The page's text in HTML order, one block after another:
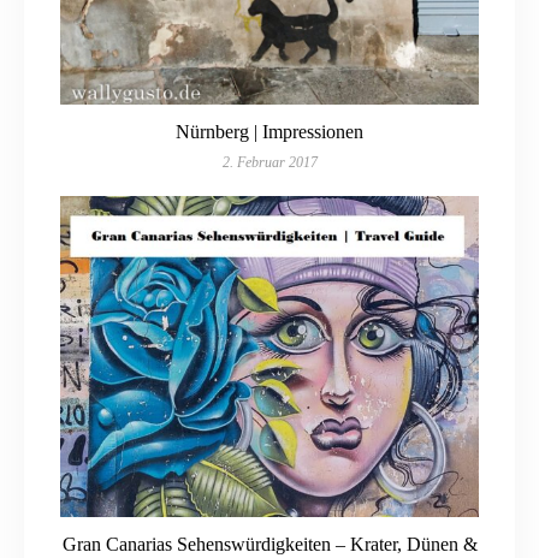
Nürnberg | Impressionen
2. Februar 2017
Gran Canarias Sehenswürdigkeiten – Krater, Dünen &